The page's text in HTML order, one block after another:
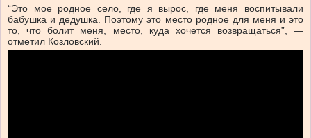
“Это мое родное село, где я вырос, где меня воспитывали
бабушка и дедушка. Поэтому это место родное для меня и это
то, что болит меня, место, куда хочется возвращаться”, —
отметил Козловский.